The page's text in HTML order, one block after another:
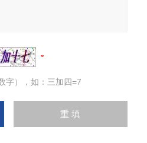
字），如：三加四=7